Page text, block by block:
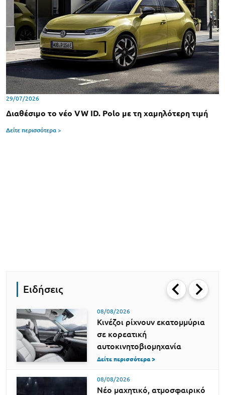
29/07/2026
Διαθέσιμο το νέο VW ID. Polo με τη χαμηλότερη τιμή
Δείτε περισσότερα >
Ειδήσεις
08/08/2026
Κινέζοι ρίχνουν εκατομμύρια
σε κορεατική
αυτοκινητοβιομηχανία
Δείτε περισσότερα >
08/08/2026
Νέο μαχητικό, ατμοσφαιρικό